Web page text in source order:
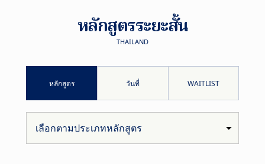
หลักสูตรระยะสั้น
THAILAND
หลักสูตร วันที่ WAITLIST